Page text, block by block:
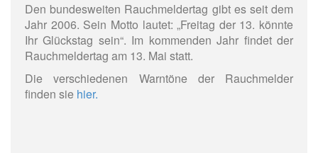
Den bundesweiten Rauchmeldertag gibt es seit dem
Jahr 2006. Sein Motto lautet: „Freitag der 13. könnte
Ihr Glückstag sein“. Im kommenden Jahr findet der
Rauchmeldertag am 13. Mai statt.
Die verschiedenen Warntöne der Rauchmelder
finden sie hier.